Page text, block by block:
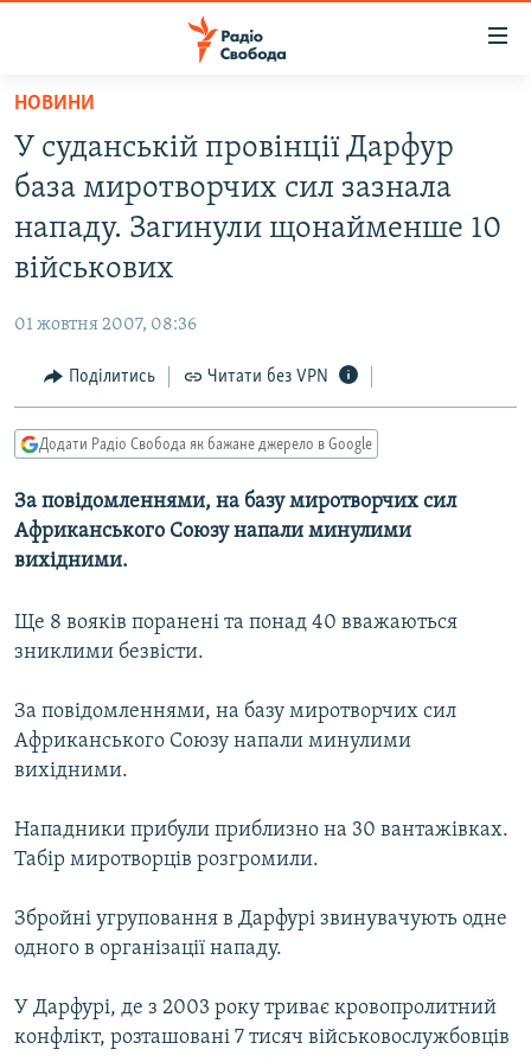
Перейти
основного
матеріалу
до
основної
Перейти
пошуку
ВСЕ ЗА ДОБУ
ПОЛІТИКА
КУЛЬТУРА
СПОРТ
СВІТ
ВІЙНА
ДОНБАС.РЕАЛІЇ
КРИМ.РЕАЛІЇ
ТИ ЯК?
КИТАЙ.ВИКЛИКИ
МУЛЬТИМЕДІА
СПЕЦПРОЄКТИ
КРИМ РЕАЛІЇ
РУС
УКР
КТАТ
ДОЛУЧАЙСЯ!
НОВИНИ
У суданській провінції Дарфур
база миротворчих сил зазнала
нападу. Загинули щонайменше 10
військових
01 жовтня 2007, 08:36
Поділитись Читати без VPN
Додати Радіо Свобода як бажане джерело в Google
За повідомленнями, на базу миротворчих сил
Африканського Союзу напали минулими
вихідними.
Ще 8 вояків поранені та понад 40 вважаються
зниклими безвісти.
За повідомленнями, на базу миротворчих сил
Африканського Союзу напали минулими
вихідними.
Нападники прибули приблизно на 30 вантажівках.
Табір миротворців розгромили.
Збройні угруповання в Дарфурі звинувачують одне
одного в організації нападу.
У Дарфурі, де з 2003 року триває кровопролитний
конфлікт, розташовані 7 тисяч військовослужбовців